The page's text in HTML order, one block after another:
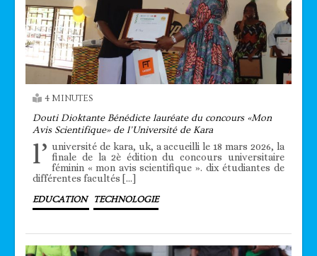
4 MINUTES
Douti Dioktante Bénédicte lauréate du concours «Mon
Avis Scientifique» de l’Université de Kara
l’ université de kara, uk, a accueilli le 18 mars 2026, la
finale de la 2è édition du concours universitaire
féminin « mon avis scientifique ». dix étudiantes de
différentes facultés […]
EDUCATION TECHNOLOGIE